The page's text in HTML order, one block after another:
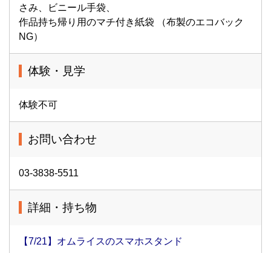
さみ、ビニール手袋、
作品持ち帰り用のマチ付き紙袋 （布製のエコバック
NG）
体験・見学
体験不可
お問い合わせ
03-3838-5511
詳細・持ち物
【7/21】オムライスのスマホスタンド